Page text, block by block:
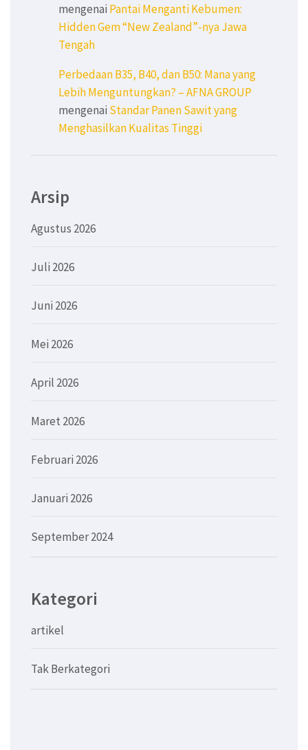
mengenai Pantai Menganti Kebumen:
Hidden Gem “New Zealand”-nya Jawa
Tengah
Perbedaan B35, B40, dan B50: Mana yang
Lebih Menguntungkan? – AFNA GROUP
mengenai Standar Panen Sawit yang
Menghasilkan Kualitas Tinggi
Arsip
Agustus 2026
Juli 2026
Juni 2026
Mei 2026
April 2026
Maret 2026
Februari 2026
Januari 2026
September 2024
Kategori
artikel
Tak Berkategori